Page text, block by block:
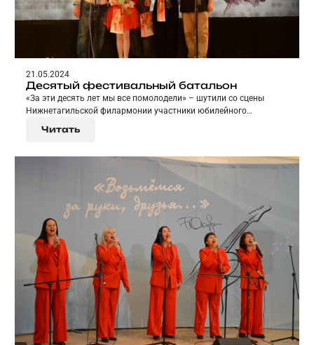
21.05.2024
Десятый фестивальный батальон
«За эти десять лет мы все помолодели» – шутили со сцены
Нижнетагильской филармонии участники юбилейного
друзья…».
Читать